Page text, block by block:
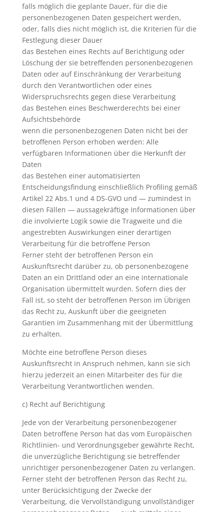
falls möglich die geplante Dauer, für die die
personenbezogenen Daten gespeichert werden,
oder, falls dies nicht möglich ist, die Kriterien für die
Festlegung dieser Dauer
das Bestehen eines Rechts auf Berichtigung oder
Löschung der sie betreffenden personenbezogenen
Daten oder auf Einschränkung der Verarbeitung
durch den Verantwortlichen oder eines
Widerspruchsrechts gegen diese Verarbeitung
das Bestehen eines Beschwerderechts bei einer
Aufsichtsbehörde
wenn die personenbezogenen Daten nicht bei der
betroffenen Person erhoben werden: Alle
verfügbaren Informationen über die Herkunft der
Daten
das Bestehen einer automatisierten
Entscheidungsfindung einschließlich Profiling gemäß
Artikel 22 Abs.1 und 4 DS-GVO und — zumindest in
diesen Fällen — aussagekräftige Informationen über
die involvierte Logik sowie die Tragweite und die
angestrebten Auswirkungen einer derartigen
Verarbeitung für die betroffene Person
Ferner steht der betroffenen Person ein
Auskunftsrecht darüber zu, ob personenbezogene
Daten an ein Drittland oder an eine internationale
Organisation übermittelt wurden. Sofern dies der
Fall ist, so steht der betroffenen Person im Übrigen
das Recht zu, Auskunft über die geeigneten
Garantien im Zusammenhang mit der Übermittlung
zu erhalten.
Möchte eine betroffene Person dieses
Auskunftsrecht in Anspruch nehmen, kann sie sich
hierzu jederzeit an einen Mitarbeiter des für die
Verarbeitung Verantwortlichen wenden.
c) Recht auf Berichtigung
Jede von der Verarbeitung personenbezogener
Daten betroffene Person hat das vom Europäischen
Richtlinien- und Verordnungsgeber gewährte Recht,
die unverzügliche Berichtigung sie betreffender
unrichtiger personenbezogener Daten zu verlangen.
Ferner steht der betroffenen Person das Recht zu,
unter Berücksichtigung der Zwecke der
Verarbeitung, die Vervollständigung unvollständiger